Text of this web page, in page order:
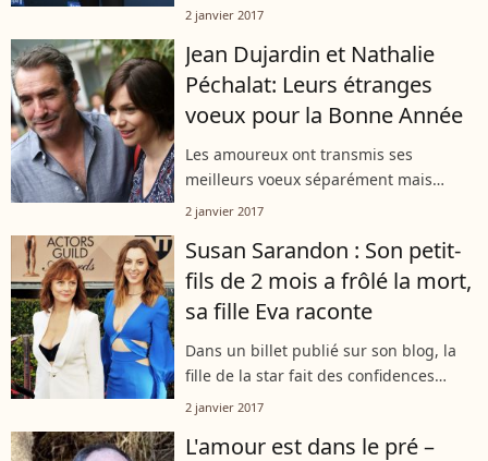
2 janvier 2017
Jean Dujardin et Nathalie
Péchalat: Leurs étranges
voeux pour la Bonne Année
Les amoureux ont transmis ses
meilleurs voeux séparément mais
chacun d'une manière amusante.
2 janvier 2017
Susan Sarandon : Son petit-
fils de 2 mois a frôlé la mort,
sa fille Eva raconte
Dans un billet publié sur son blog, la
fille de la star fait des confidences
bouleversantes sur les dernières
2 janvier 2017
L'amour est dans le pré –